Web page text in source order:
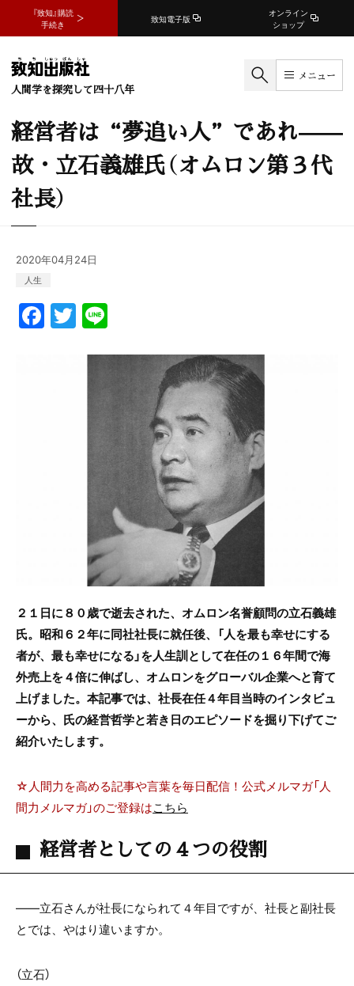
『致知』購読
手続き
致知電子版
オンライン
ショップ
人間学を探究して四十八年
メニュー
経営者は“夢追い人”であれ——
故・立石義雄氏（オムロン第３代
社長）
2020年04月24日
人生
F
a
T
w
itt
er
e
２１日に８０歳で逝去された、オムロン名誉顧問の立石義雄
氏。昭和６２年に同社社長に就任後、「人を最も幸せにする
者が、最も幸せになる」を人生訓として在任の１６年間で海
外売上を４倍に伸ばし、オムロンをグローバル企業へと育て
上げました。本記事では、社長在任４年目当時のインタビュ
ーから、氏の経営哲学と若き日のエピソードを掘り下げてご
紹介いたします。
☆人間力を高める記事や言葉を毎日配信！公式メルマガ「人
間力メルマガ」のご登録はこちら
経営者としての４つの役割
――立石さんが社長になられて４年目ですが、社長と副社長
とでは、やはり違いますか。
（立石）